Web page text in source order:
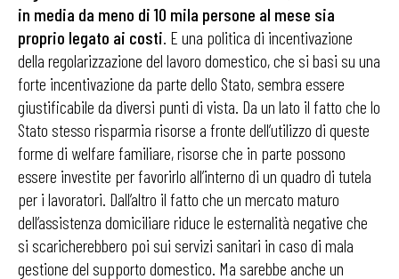
in media da meno di 10 mila persone al mese sia
proprio legato ai costi. E una politica di incentivazione
della regolarizzazione del lavoro domestico, che si basi su una
forte incentivazione da parte dello Stato, sembra essere
giustificabile da diversi punti di vista. Da un lato il fatto che lo
Stato stesso risparmia risorse a fronte dell’utilizzo di queste
forme di welfare familiare, risorse che in parte possono
essere investite per favorirlo all’interno di un quadro di tutela
per i lavoratori. Dall’altro il fatto che un mercato maturo
dell’assistenza domiciliare riduce le esternalità negative che
si scaricherebbero poi sui servizi sanitari in caso di mala
gestione del supporto domestico. Ma sarebbe anche un